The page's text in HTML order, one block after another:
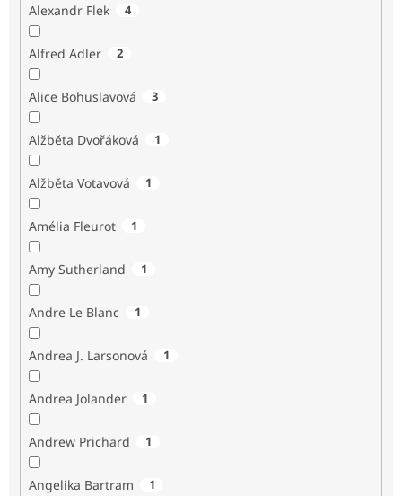
Alexandr Flek 4
Alfred Adler 2
Alice Bohuslavová 3
Alžběta Dvořáková 1
Alžběta Votavová 1
Amélia Fleurot 1
Amy Sutherland 1
Andre Le Blanc 1
Andrea J. Larsonová 1
Andrea Jolander 1
Andrew Prichard 1
Angelika Bartram 1